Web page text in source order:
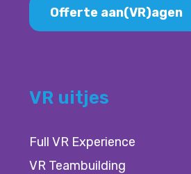
Offerte aan(VR)agen
VR uitjes
Full VR Experience
VR Teambuilding